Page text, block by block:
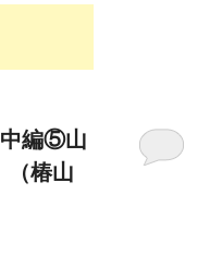
編⑤山
（椿山